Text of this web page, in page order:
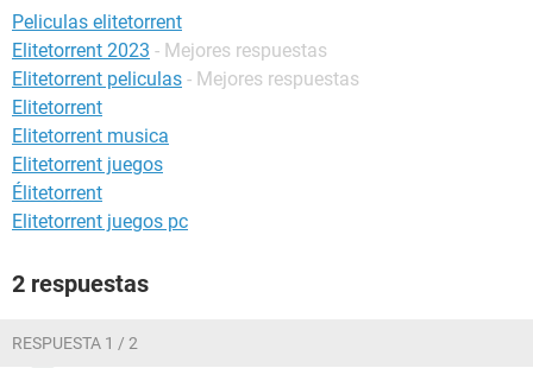
Peliculas elitetorrent
Elitetorrent 2023 - Mejores respuestas
Elitetorrent peliculas - Mejores respuestas
Elitetorrent
Elitetorrent musica
Elitetorrent juegos
Élitetorrent
Elitetorrent juegos pc
2 respuestas
RESPUESTA 1 / 2